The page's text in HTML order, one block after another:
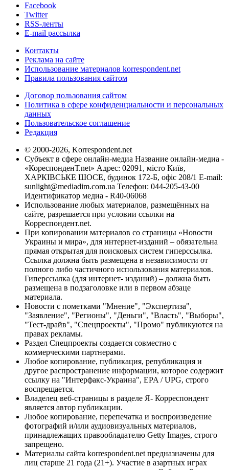
Facebook
Twitter
RSS-ленты
E-mail рассылка
Контакты
Реклама на сайте
Использование материалов korrespondent.net
Правила пользования сайтом
Договор пользования сайтом
Политика в сфере конфиденциальности и персональных
данных
Пользовательское соглашение
Редакция
© 2000-2026, Korrespondent.net
Субъект в сфере онлайн-медиа Название онлайн-медиа -
«КореспонденТ.net» Адрес: 02091, місто Київ,
ХАРКІВСЬКЕ ШОСЕ, будинок 172-Б, офіс 208/1 E-mail:
sunlight@mediadim.com.ua Телефон: 044-205-43-00
Идентификатор медиа - R40-06068
Использование любых материалов, размещённых на
сайте, разрешается при условии ссылки на
Корреспондент.net.
При копировании материалов со страницы «Новости
Украины и мира», для интернет-изданий – обязательна
прямая открытая для поисковых систем гиперссылка.
Ссылка должна быть размещена в независимости от
полного либо частичного использования материалов.
Гиперссылка (для интернет- изданий) – должна быть
размещена в подзаголовке или в первом абзаце
материала.
Новости с пометками "Мнение", "Экспертиза",
"Заявление", "Регионы", "Деньги", "Власть", "Выборы",
"Тест-драйв", "Спецпроекты", "Промо" публикуются на
правах рекламы.
Раздел Спецпроекты создается совместно с
коммерческими партнерами.
Любое копирование, публикация, републикация и
другое распространение информации, которое содержит
ссылку на "Интерфакс-Украина", EPA / UPG, строго
воспрещается.
Владелец веб-страницы в разделе Я- Корреспондент
является автор публикации.
Любое копирование, перепечатка и воспроизведение
фотографий и/или аудиовизуальных материалов,
принадлежащих правообладателю Getty Images, строго
запрещено.
Материалы сайта korrespondent.net предназначены для
лиц старше 21 года (21+). Участие в азартных играх